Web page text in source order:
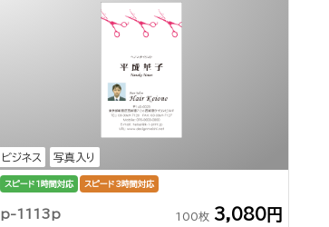
ビジネス 写真入り
スピード1時間対応 スピード3時間対応
p-1113p 100枚 3,080円